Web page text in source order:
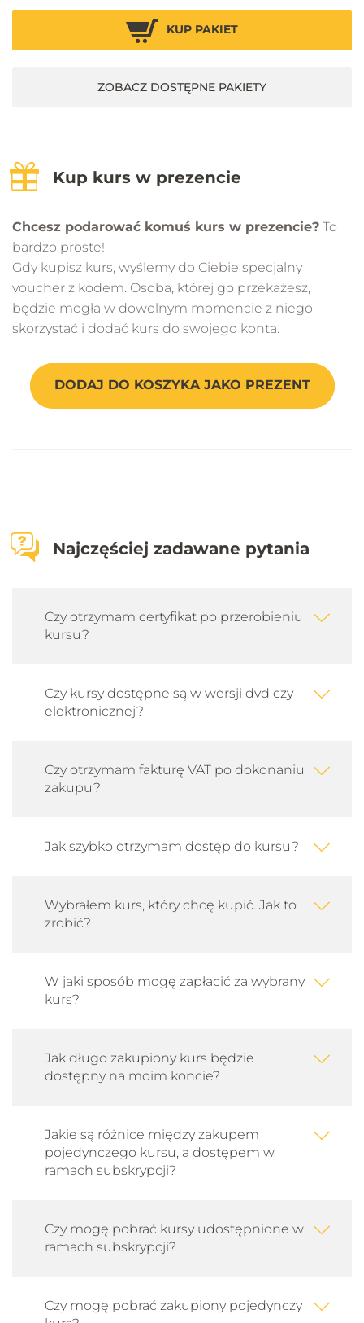
KUP PAKIET
ZOBACZ DOSTĘPNE PAKIETY
Kup kurs w prezencie
Chcesz podarować komuś kurs w prezencie? To
bardzo proste!
Gdy kupisz kurs, wyślemy do Ciebie specjalny
voucher z kodem. Osoba, której go przekażesz,
będzie mogła w dowolnym momencie z niego
skorzystać i dodać kurs do swojego konta.
DODAJ DO KOSZYKA JAKO PREZENT
Najczęściej zadawane pytania
Czy otrzymam certyfikat po przerobieniu
kursu?
Czy kursy dostępne są w wersji dvd czy
elektronicznej?
Czy otrzymam fakturę VAT po dokonaniu
zakupu?
Jak szybko otrzymam dostęp do kursu?
Wybrałem kurs, który chcę kupić. Jak to
zrobić?
W jaki sposób mogę zapłacić za wybrany
kurs?
Jak długo zakupiony kurs będzie
dostępny na moim koncie?
Jakie są różnice między zakupem
pojedynczego kursu, a dostępem w
ramach subskrypcji?
Czy mogę pobrać kursy udostępnione w
ramach subskrypcji?
Czy mogę pobrać zakupiony pojedynczy